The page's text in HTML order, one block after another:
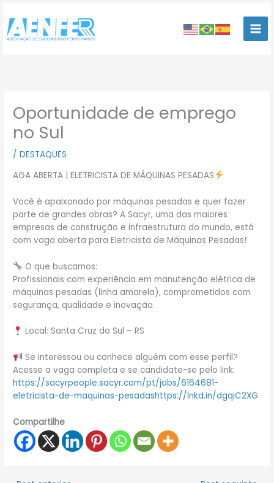
para
conteúdo
Oportunidade de emprego
no Sul
/DESTAQUES
AGA ABERTA | ELETRICISTA DE MÁQUINAS PESADAS
Você é apaixonado por máquinas pesadas e quer fazer
parte de grandes obras? A Sacyr, uma das maiores
empresas de construção e infraestrutura do mundo, está
com vaga aberta para Eletricista de Máquinas Pesadas!
O que buscamos:
Profissionais com experiência em manutenção elétrica de
máquinas pesadas (linha amarela), comprometidos com
segurança, qualidade e inovação.
Local: Santa Cruz do Sul – RS
Se interessou ou conhece alguém com esse perfil?
Acesse a vaga completa e se candidate-se pelo link:
https://sacyrpeople.sacyr.com/pt/jobs/6164681-
eletricista-de-maquinas-pesadashttps://lnkd.in/dgqiC2XG
Compartilhe